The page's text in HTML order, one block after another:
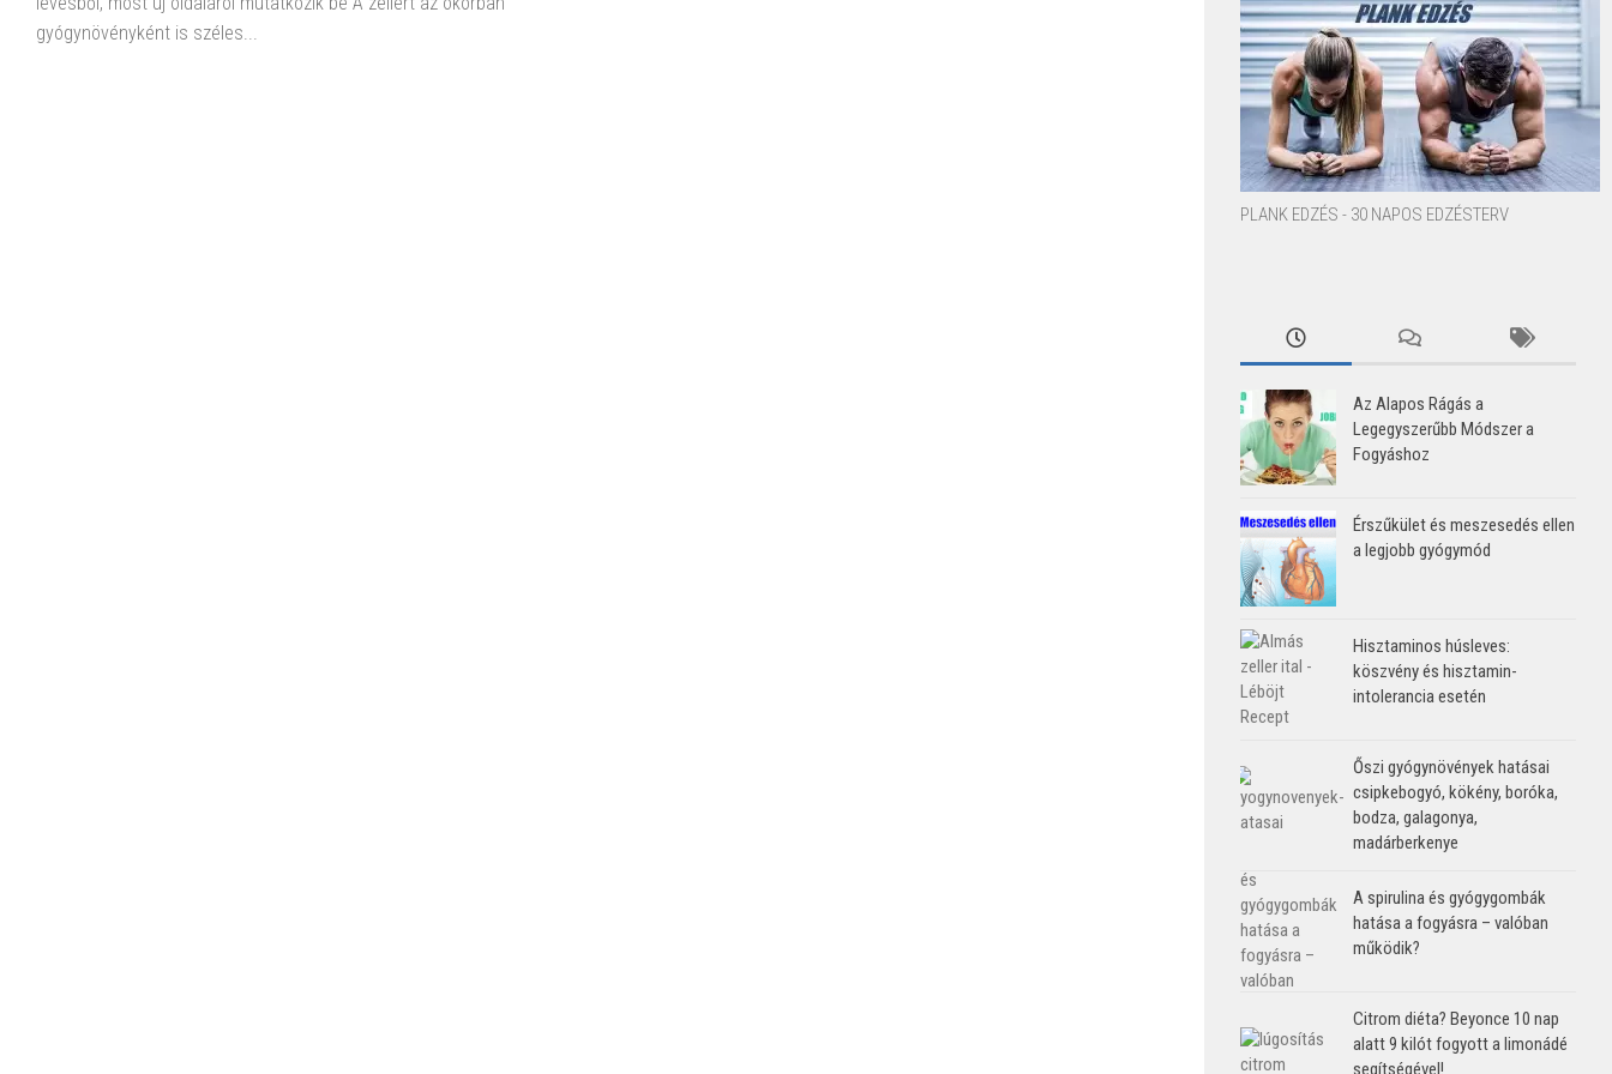
gyógynövényként is széles...
PLANK EDZÉS - 30 NAPOS EDZÉSTERV
Az Alapos Rágás a
Legegyszerűbb Módszer a
Fogyáshoz
Érszűkület és meszesedés ellen
a legjobb gyógymód
Hisztaminos húsleves:
köszvény és hisztamin-
intolerancia esetén
Őszi gyógynövények hatásai
csipkebogyó, kökény, boróka,
bodza, galagonya,
madárberkenye
A spirulina és gyógygombák
hatása a fogyásra – valóban
működik?
Citrom diéta? Beyonce 10 nap
alatt 9 kilót fogyott a limonádé
segítségével!